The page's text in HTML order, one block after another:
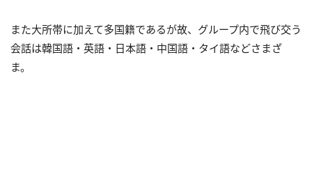
また大所帯に加えて多国籍であるが故、グループ内で飛び交う
会話は韓国語・英語・日本語・中国語・タイ語などさまざ
ま。